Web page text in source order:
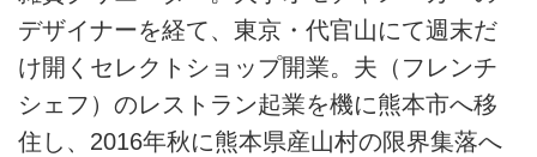
デザイナーを経て、東京・代官山にて週末だ
け開くセレクトショップ開業。夫（フレンチ
シェフ）のレストラン起業を機に熊本市へ移
住し、2016年秋に熊本県産山村の限界集落へ